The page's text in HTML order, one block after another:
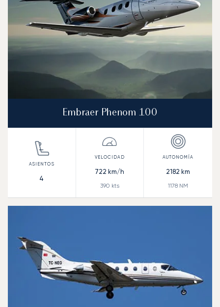
Embraer Phenom 100
4
722 km/h
390 kts
2182 km
1178 NM